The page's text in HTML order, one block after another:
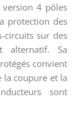
version 4 pôles
protection des
circuits sur des
alternatif. Sa
convient
la coupure et la
sont